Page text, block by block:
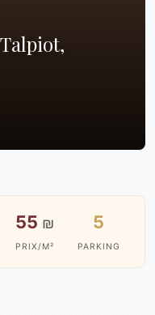
55 ₪
PRIX/M²
5
PARKING